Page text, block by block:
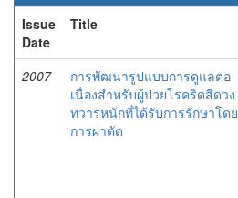
Issue
Date
Title
2007
การพัฒนารูปแบบการดูแลต่อ
เนื่องสำหรับผู้ป่วยโรคริดสีดวง
ทวารหนักที่ได้รับการรักษาโดย
การผ่าตัด